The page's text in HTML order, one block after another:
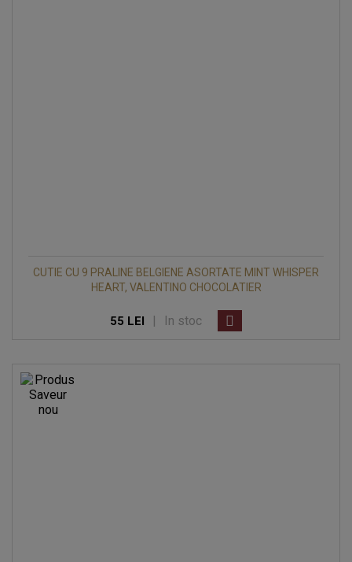
CUTIE CU 9 PRALINE BELGIENE ASORTATE MINT WHISPER
HEART, VALENTINO CHOCOLATIER
55 LEI In stoc